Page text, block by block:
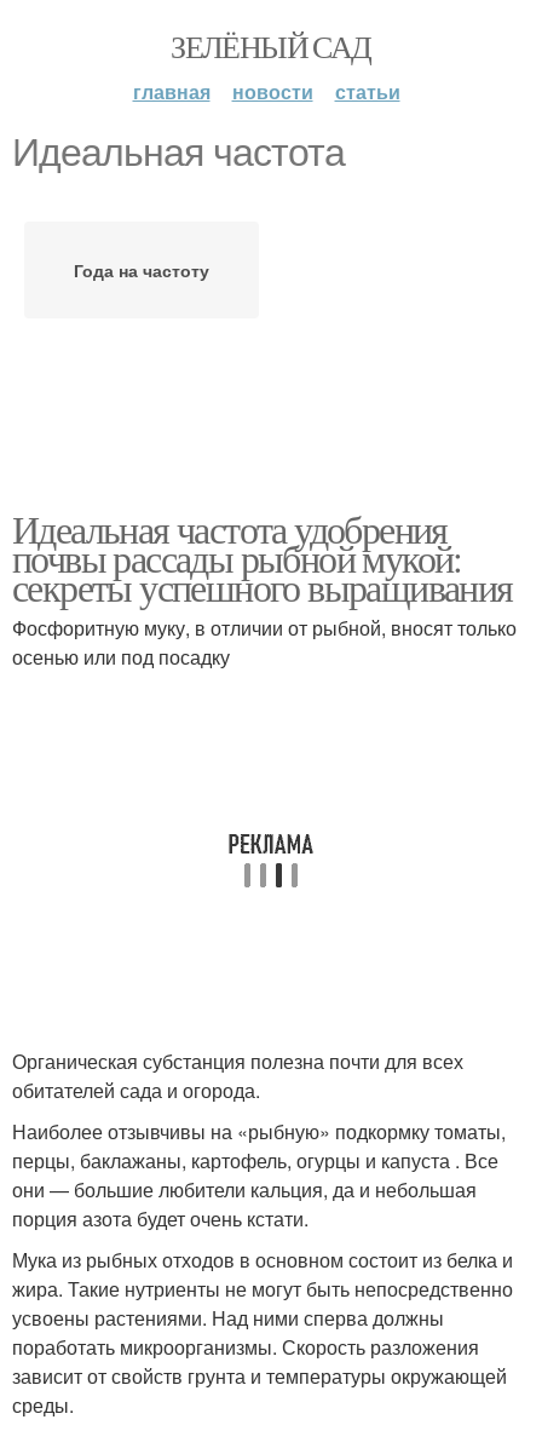
ЗЕЛЁНЫЙ САД
главная новости статьи
Идеальная частота
Года на частоту
Идеальная частота удобрения
почвы рассады рыбной мукой:
секреты успешного выращивания
Фосфоритную муку, в отличии от рыбной, вносят только
осенью или под посадку
Органическая субстанция полезна почти для всех
обитателей сада и огорода.
Наиболее отзывчивы на «рыбную» подкормку томаты,
перцы, баклажаны, картофель, огурцы и капуста . Все
они — большие любители кальция, да и небольшая
порция азота будет очень кстати.
Мука из рыбных отходов в основном состоит из белка и
жира. Такие нутриенты не могут быть непосредственно
усвоены растениями. Над ними сперва должны
поработать микроорганизмы. Скорость разложения
зависит от свойств грунта и температуры окружающей
среды.